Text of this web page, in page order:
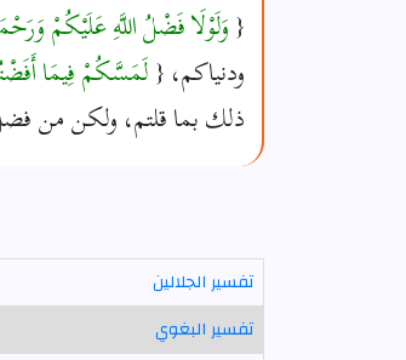
{وَلَوْلَا فَضْلُ اللَّهِ عَلَيْكُمْ
ودنياكم، {لَمَسَّكُمْ فِيمَا
ذلك بما قلتم، ولكن من
تفسير الجلالين
تفسير البغوي